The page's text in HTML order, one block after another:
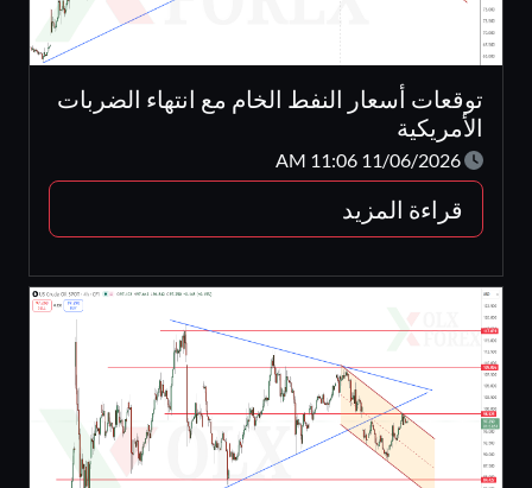
توقعات أسعار النفط الخام مع انتهاء الضربات
الأمريكية
قراءة المزيد